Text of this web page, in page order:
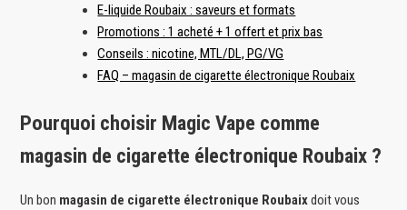
E-liquide Roubaix : saveurs et formats
Promotions : 1 acheté + 1 offert et prix bas
Conseils : nicotine, MTL/DL, PG/VG
FAQ – magasin de cigarette électronique Roubaix
Pourquoi choisir Magic Vape comme
magasin de cigarette électronique Roubaix ?
Un bon magasin de cigarette électronique Roubaixdoit vous